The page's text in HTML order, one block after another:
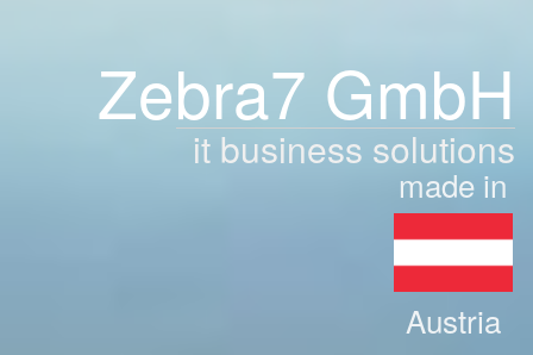
Zebra7 GmbH
it business solutions
made in
Austria